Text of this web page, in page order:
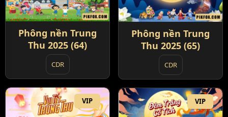
Phông nền Trung
Thu 2025 (64)
CDR
Phông nền Trung
Thu 2025 (65)
CDR
VIP VIP